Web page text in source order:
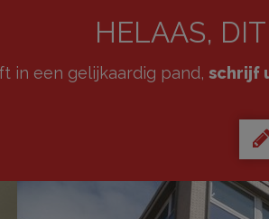
HELAAS,
in een gelijkaardig pand, schrijf